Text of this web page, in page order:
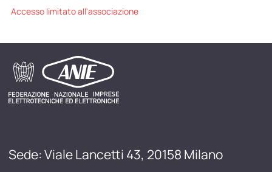
Accesso limitato all'associazione
Sede: Viale Lancetti 43, 20158 Milano